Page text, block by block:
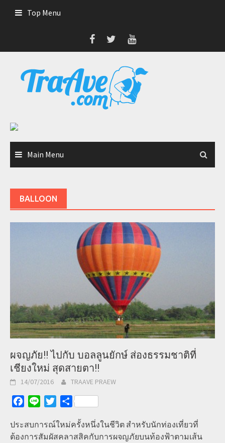
Top Menu
Main Menu
BALLOON
ผจญภัย!! ไปกับ บอลลูนยักษ์ ส่องธรรมชาติที่
เชียงใหม่ สุดสายตา!!
14/07/2016 TRAAVE PRAEW
Facebook
Line TwitterShare
ประสบการณ์ใหม่ครั้งหนึ่งในชีวิต สำหรับนักท่องเที่ยวที่
ต้องการสัมผัสคลาสสิคกับการผจญภัยบนท้องฟ้าตามเส้น